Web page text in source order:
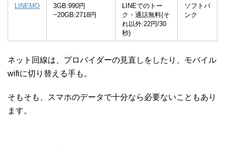
LINEMO
3GB:990円
~20GB:2718円
LINEでのトー
ク・通話無料(そ
れ以外:22円/30
秒)
ソフトバ
ンク
ネット回線は、プロバイダーの見直しをしたり、モバイル
wifiに切り替える手も。
そもそも、スマホのデータで十分なら必要ないこともあり
ます。